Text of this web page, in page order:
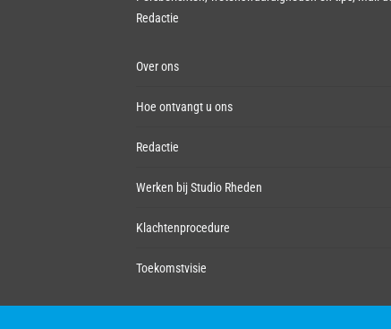
Redactie
Over ons
Hoe ontvangt u ons
Redactie
Werken bij Studio Rheden
Klachtenprocedure
Toekomstvisie